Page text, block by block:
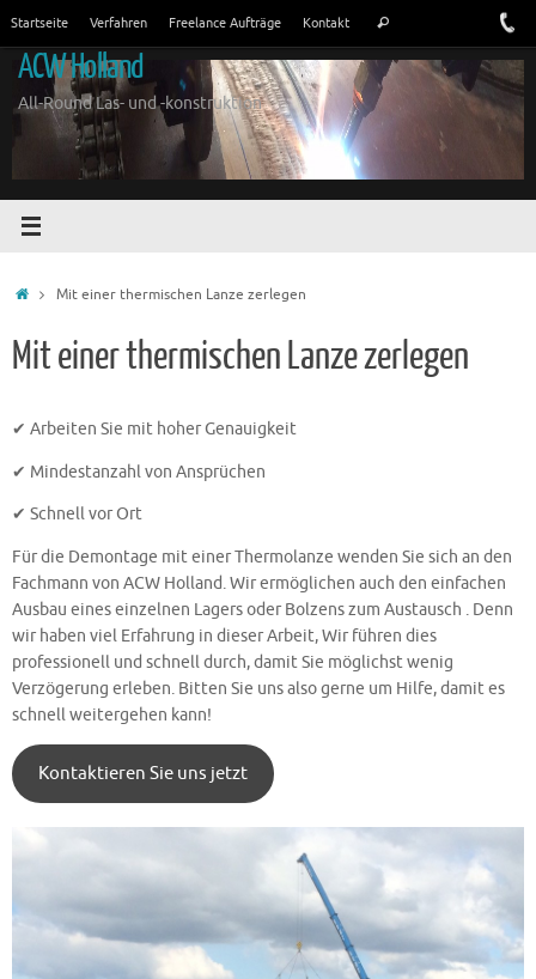
Inhalt
Startseite Verfahren Freelance Aufträge Kontakt Suchen
ACW Holland
All-Round Las- und -konstruktion
Zuhause
Mit einer thermischen Lanze zerlegen
Mit einer thermischen Lanze zerlegen
✔ Arbeiten Sie mit hoher Genauigkeit
✔ Mindestanzahl von Ansprüchen
✔ Schnell vor Ort
Für die Demontage mit einer Thermolanze wenden Sie sich an den
Fachmann von ACW Holland. Wir ermöglichen auch den einfachen
Ausbau eines einzelnen Lagers oder Bolzens zum Austausch . Denn
wir haben viel Erfahrung in dieser Arbeit, Wir führen dies
professionell und schnell durch, damit Sie möglichst wenig
Verzögerung erleben. Bitten Sie uns also gerne um Hilfe, damit es
schnell weitergehen kann!
Kontaktieren Sie uns jetzt